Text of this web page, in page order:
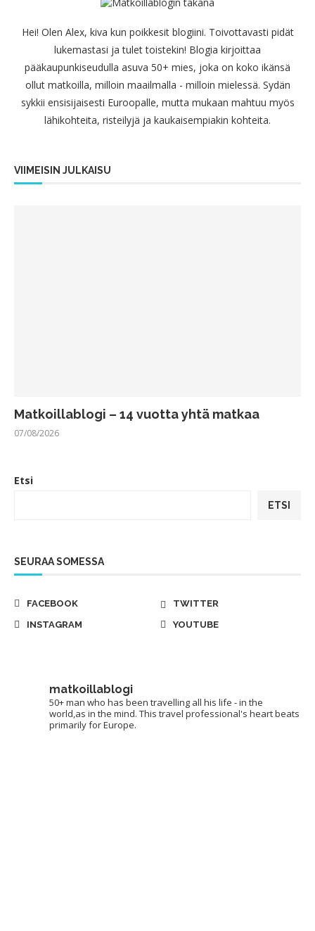
Hei! Olen Alex, kiva kun poikkesit blogiini. Toivottavasti pidät
lukemastasi ja tulet toistekin! Blogia kirjoittaa
pääkaupunkiseudulla asuva 50+ mies, joka on koko ikänsä
ollut matkoilla, milloin maailmalla - milloin mielessä. Sydän
sykkii ensisijaisesti Euroopalle, mutta mukaan mahtuu myös
lähikohteita, risteilyjä ja kaukaisempiakin kohteita.
VIIMEISIN JULKAISU
Matkoillablogi – 14 vuotta yhtä matkaa
07/08/2026
Etsi
ETSI
SEURAA SOMESSA
FACEBOOK
TWITTER
INSTAGRAM
YOUTUBE
matkoillablogi
50+ man who has been travelling all his life - in the
world,as in the mind. This travel professional's heart beats
primarily for Europe.